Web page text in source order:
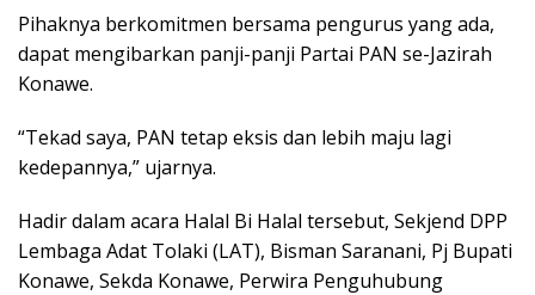
Pihaknya berkomitmen bersama pengurus yang ada,
dapat mengibarkan panji-panji Partai PAN se-Jazirah
Konawe.
“Tekad saya, PAN tetap eksis dan lebih maju lagi
kedepannya,” ujarnya.
Hadir dalam acara Halal Bi Halal tersebut, Sekjend DPP
Lembaga Adat Tolaki (LAT), Bisman Saranani, Pj Bupati
Konawe, Sekda Konawe, Perwira Penguhubung